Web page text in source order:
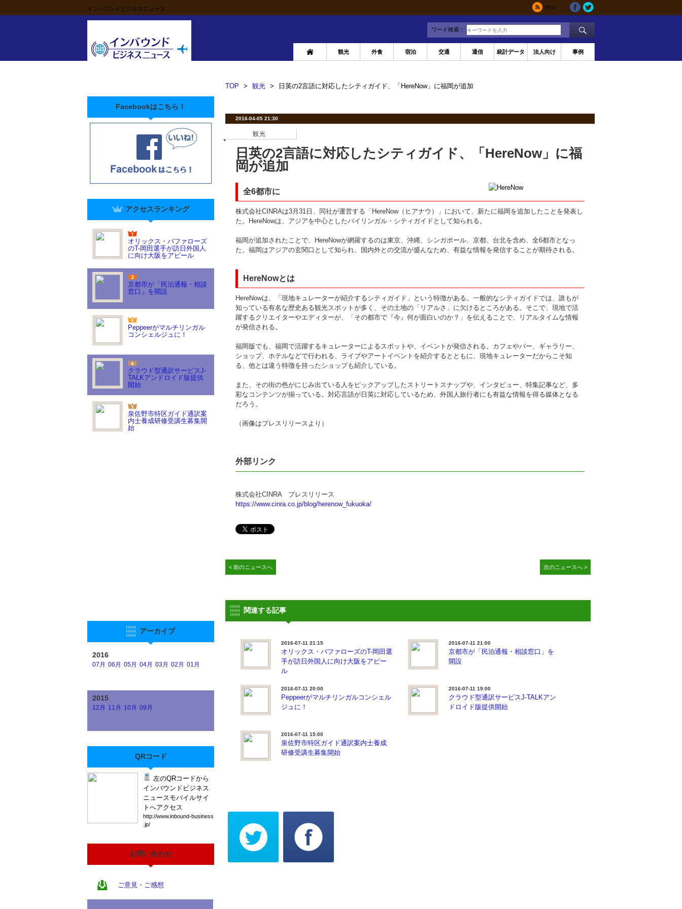
インバウンドビジネスニュース RSS
ワード検索：
観光 外食 宿泊 交通 通信 統計データ 法人向け 事例
Facebookはこちら！
アクセスランキング
オリックス・バファローズ
のT-岡田選手が訪日外国人
に向け大阪をアピール
京都市が「民泊通報・相談
窓口」を開設
Peppeerがマルチリンガル
コンシェルジュに！
クラウド型通訳サービスJ-
TALKアンドロイド版提供
開始
泉佐野市特区ガイド通訳案
内士養成研修受講生募集開
始
アーカイブ
2016
07月 06月 05月 04月 03月 02月 01月
2015
12月 11月 10月 09月
QRコード
左のQRコードから
インバウンドビジネス
ニュースモバイルサイ
トへアクセス
http://www.inbound-business
.jp/
お問い合わせ
ご意見・ご感想
TOP > 観光 > 日英の2言語に対応したシティガイド、「HereNow」に福岡が追加
2016-04-05 21:30
観光
日英の2言語に対応したシティガイド、「HereNow」に福
岡が追加
全6都市に
株式会社CINRAは3月31日、同社が運営する「HereNow（ヒアナウ）」において、新たに福岡を追加したことを発表し
た。HereNowは、アジアを中心としたバイリンガル・シティガイドとして知られる。
福岡が追加されたことで、HereNowが網羅するのは東京、沖縄、シンガポール、京都、台北を含め、全6都市となっ
た。福岡はアジアの玄関口として知られ、国内外との交流が盛んなため、有益な情報を発信することが期待される。
HereNowとは
HereNowは、「現地キュレーターが紹介するシティガイド」という特徴がある。一般的なシティガイドでは、誰もが
知っている有名な歴史ある観光スポットが多く、その土地の「リアルさ」に欠けるところがある。そこで、現地で活
躍するクリエイターやエディターが、「その都市で『今』何が面白いのか？」を伝えることで、リアルタイムな情報
が発信される。
福岡版でも、福岡で活躍するキュレーターによるスポットや、イベントが発信される。カフェやバー、ギャラリー、
ショップ、ホテルなどで行われる、ライブやアートイベントを紹介するとともに、現地キュレーターだからこそ知
る、他とは違う特徴を持ったショップも紹介している。
また、その街の色がにじみ出ている人をピックアップしたストリートスナップや、インタビュー、特集記事など、多
彩なコンテンツが揃っている。対応言語が日英に対応しているため、外国人旅行者にも有益な情報を得る媒体となる
だろう。
（画像はプレスリリースより）
外部リンク
株式会社CINRA プレスリリース
https://www.cinra.co.jp/blog/herenow_fukuoka/
< 前のニュースへ 次のニュースへ >
関連する記事
2016-07-11 21:15
オリックス・バファローズのT-岡田選
手が訪日外国人に向け大阪をアピー
ル
2016-07-11 21:00
京都市が「民泊通報・相談窓口」を
開設
2016-07-11 20:00
Peppeerがマルチリンガルコンシェル
ジュに！
2016-07-11 19:00
クラウド型通訳サービスJ-TALKアン
ドロイド版提供開始
2016-07-11 15:00
泉佐野市特区ガイド通訳案内士養成
研修受講生募集開始